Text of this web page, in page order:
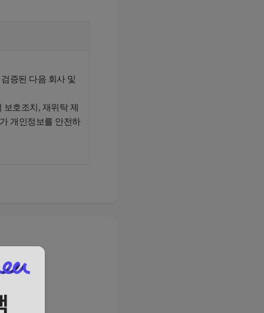
증된 다음 회사 및
보호조치, 재위탁 제
개인정보를 안전하